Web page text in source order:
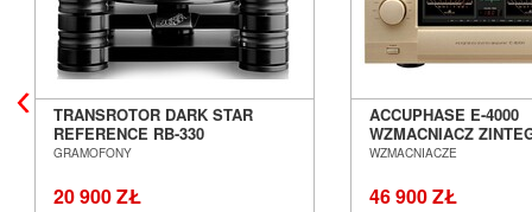
TRANSROTOR DARK STAR
REFERENCE RB-330
GRAMOFON ANALOGOWY
GRAMOFONY
20 900 ZŁ
ACCUPHASE E-4000
WZMACNIACZ
SALON POZNAŃ
WZMACNIACZE
46 900 ZŁ